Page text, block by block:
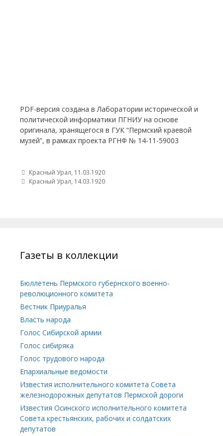
PDF-версия создана в Лаборатории исторической и
политической информатики ПГНИУ на основе
оригинала, хранящегося в ГУК “Пермский краевой
музей”, в рамках проекта РГНФ № 14-11-59003
Post navigation
Красный Урал, 11.03.1920
Красный Урал, 14.03.1920
Газеты в коллекции
Бюллетень Пермского губернского военно-
революционного комитета
Вестник Приуралья
Власть народа
Голос Сибирской армии
Голос сибиряка
Голос трудового народа
Епархиальные ведомости
Известия исполнительного комитета Совета
железнодорожных депутатов Пермской дороги
Известия Осинского исполнительного комитета
Совета крестьянских, рабочих и солдатских
депутатов